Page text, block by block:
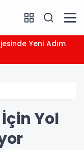
Yeni Adım
Yol